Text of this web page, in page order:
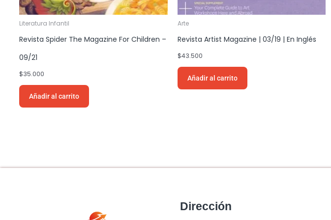
Literatura Infantil
Revista Spider The Magazine For Children –
09/21
$35.000
Añadir al carrito
Arte
Revista Artist Magazine | 03/19 | En Inglés
$43.500
Añadir al carrito
Dirección